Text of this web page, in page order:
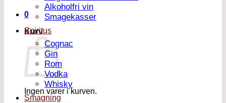
0
Kurv
Ingen varer i kurven.
Alkoholfri vin
Smagekasser
Spiritus
Cognac
Gin
Rom
Vodka
Whisky
Smagning